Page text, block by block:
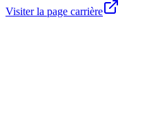
Visiter la page carrière